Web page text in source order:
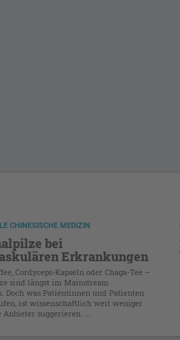
CHINESISCHE MEDIZIN
bei
Erkrankungen
Cordyceps-Kapseln oder Chaga-Tee –
sind längst im Mainstream
Doch was Patientinnen und Patienten
ist wissenschaftlich weit weniger
suggerieren. ...